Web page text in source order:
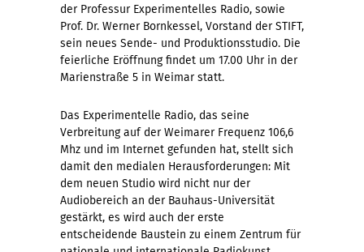
der Professur Experimentelles Radio, sowie
Prof. Dr. Werner Bornkessel, Vorstand der STIFT,
sein neues Sende- und Produktionsstudio. Die
feierliche Eröffnung findet um 17.00 Uhr in der
Marienstraße 5 in Weimar statt.
Das Experimentelle Radio, das seine
Verbreitung auf der Weimarer Frequenz 106,6
Mhz und im Internet gefunden hat, stellt sich
damit den medialen Herausforderungen: Mit
dem neuen Studio wird nicht nur der
Audiobereich an der Bauhaus-Universität
gestärkt, es wird auch der erste
entscheidende Baustein zu einem Zentrum für